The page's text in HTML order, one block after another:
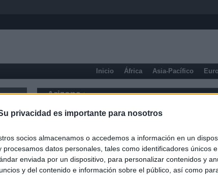
privacidad es importante para nosotros
socios almacenamos o accedemos a información en un
procesamos datos personales, tales como identificadores únicos e
enviada por un dispositivo, para personalizar contenidos y
y del contenido e información sobre el público, así como
Inicio África Asia-Pacífico
Arizona